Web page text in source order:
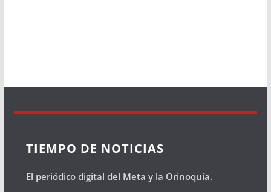
TIEMPO DE NOTICIAS
El periódico digital del Meta y la Orinoquía.